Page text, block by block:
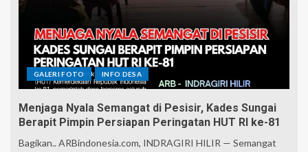
GALERI FOTO INFO DESA
Menjaga Nyala Semangat di Pesisir, Kades Sungai
Berapit Pimpin Persiapan Peringatan HUT RI ke-81
Bagikan.. ARBindonesia.com, INDRAGIRI HILIR — Semangat